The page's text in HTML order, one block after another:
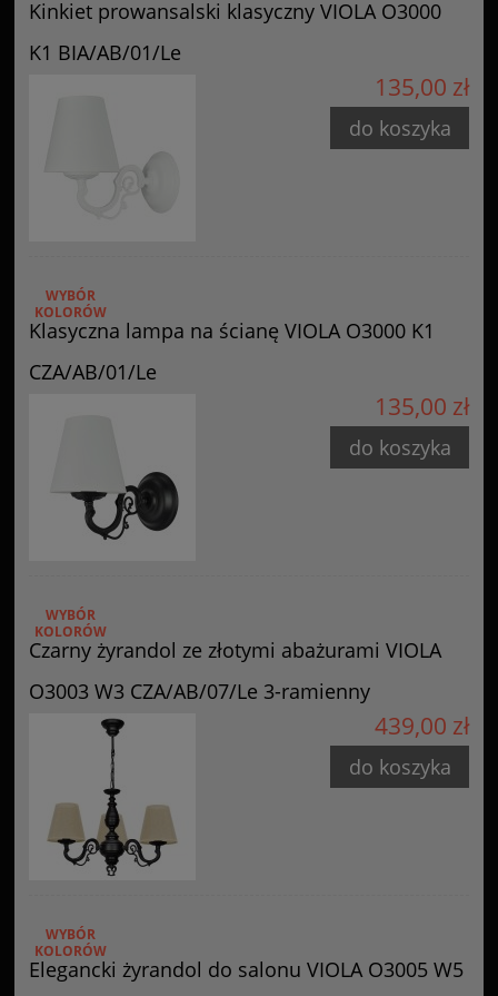
Kinkiet prowansalski klasyczny VIOLA O3000
K1 BIA/AB/01/Le
135,00 zł
do koszyka
Klasyczna lampa na ścianę VIOLA O3000 K1
CZA/AB/01/Le
WYBÓR
KOLORÓW
135,00 zł
do koszyka
Czarny żyrandol ze złotymi abażurami VIOLA
O3003 W3 CZA/AB/07/Le 3-ramienny
WYBÓR
KOLORÓW
439,00 zł
do koszyka
Elegancki żyrandol do salonu VIOLA O3005 W5
WYBÓR
KOLORÓW